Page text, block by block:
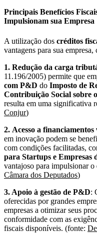
Principais Benefícios
Impulsionam sua Empresa
A utilização dos créditos
vantagens para sua empresa,
1. Redução da carga
11.196/2005) permite que
com P&D do Imposto de
Contribuição Social
resulta em uma significativa
Conjur)
2. Acesso a financiamentos
em inovação podem se
com condições facilitadas,
para Startups e Empresas
vantajoso para impulsionar
Câmara dos Deputados)
3. Apoio à gestão de P&D:
oferecidas por grandes
empresas a otimizar seus
conformidade com as
fiscais disponíveis. (fonte: